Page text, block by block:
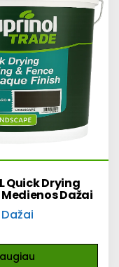
Quick Drying
Dažai
Dažai